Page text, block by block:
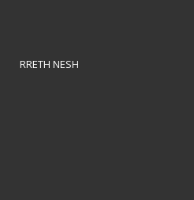
RRETH NESH